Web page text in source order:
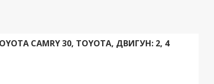
CAMRY 30, TOYOTA, ДВИГУН: 2, 4